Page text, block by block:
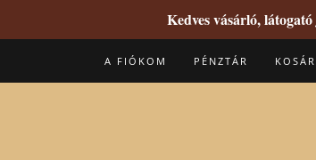
Kedves vásárló,
A FIÓKOM PÉNZTÁR KOSÁR